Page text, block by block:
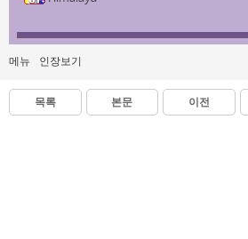
메뉴 인장보기
목록 본문 이전